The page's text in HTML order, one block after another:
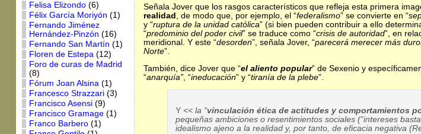
Felisa Elizondo(6)
Félix García Moriyón (1)
Fernando Jiménez
Hernández-Pinzón (16)
Fernando San Martín (1)
Floren de Estepa(12)
Foro de curas de Madrid
(8)
Fórum Joan Alsina(1)
Francesco Strazzari(3)
Francisco Asensi(9)
Francisco Gramage(1)
Franco Barbero(1)
Señala Jover que los rasgos característicos que refleja esta primera
realidad , de modo que, por ejemplo, el “federalismo” se convierte en “
y “ruptura de la unidad católica” (si bien pueden contribuir a ello
“predominio del poder civil” se traduce como “crisis de autoridad”, en
meridional. Y este “desorden”, señala Jover, “parecerá merecer más
Norte”.
También, dice Jover que “el aliento popular” de Sexenio y
“anarquía”, “ineducación” y “tiranía de la plebe”.
Y << la “vinculación ética de actitudes y comportamientos
pequeñas ambiciones o resentimientos sociales (“intereses
idealismo ajeno a la realidad y, por tanto, de eficacia negativa